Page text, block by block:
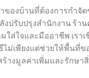
ของบ้านที่ต้องการกำจัด
งปรับปรุงสำนักงาน ร้า
ใส่ใจและมืออาชีพ เรา
ไม่เพียงแต่ช่วยให้พื้นที่
ร้างมูลค่าเพิ่มและรักษา